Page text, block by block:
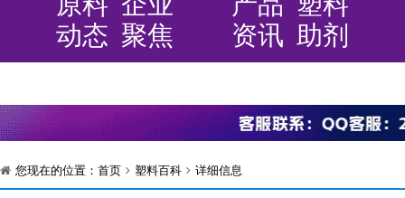
动态 聚焦
资讯 助剂
您现在的位置： 首页 塑料百科 详细信息